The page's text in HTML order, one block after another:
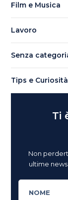
Film e Musica
Lavoro
Senza
Tips e Curiosità
Ti
Non
ultime